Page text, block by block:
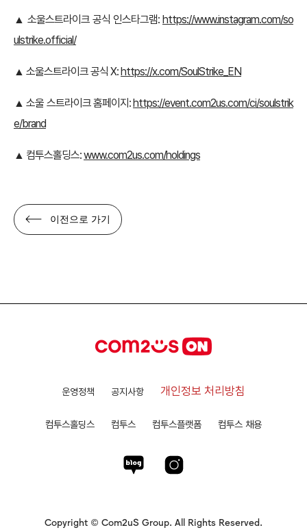
▲ 소울스트라이크 공식 인스타그램: https://www.instagram.com/so
ulstrike.official/
▲ 소울스트라이크 공식 X: https://x.com/SoulStrike_EN
▲ 소울 스트라이크 홈페이지: https://event.com2us.com/ci/soulstrik
e/brand
▲ 컴투스홀딩스:www.com2us.com/holdings
이전으로 가기
운영정책 공지사항 개인정보 처리방침
컴투스홀딩스 컴투스 컴투스플랫폼 컴투스 채용
Copyright © Com2uS Group. All Rights Reserved.